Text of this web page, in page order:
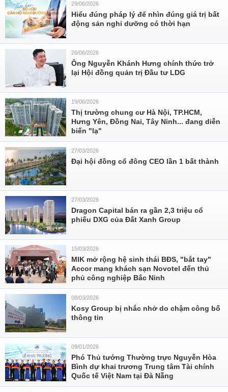
29/06/2026
Hiểu đúng pháp lý để nhìn đúng giá trị bất
động sản nghỉ dưỡng có thời hạn
26/06/2026
Ông Nguyễn Khánh Hưng chính thức trở
lại Hội đồng quản trị Đầu tư LDG
19/06/2026
Thị trường chung cư Hà Nội, TP.HCM,
Hưng Yên, Đồng Nai, Tây Ninh... đang diễn
biến "lạ"
27/03/2026
Đại hội đồng cổ đông CEO lần 1 bất thành
27/03/2026
Dragon Capital bán ra gần 2,3 triệu cổ
phiếu DXG của Đất Xanh Group
15/03/2026
MIK mở rộng hệ sinh thái BĐS, "bắt tay"
Accor mang khách sạn Novotel đến thủ
phủ công nghiệp Bắc Ninh
08/03/2026
Kosy Group bị nhắc nhở do chậm công bố
thông tin
09/01/2026
Phó Thủ tướng Thường trực Nguyễn Hòa
Bình dự khai trương Trung tâm Tài chính
Quốc tế Việt Nam tại Đà Nẵng